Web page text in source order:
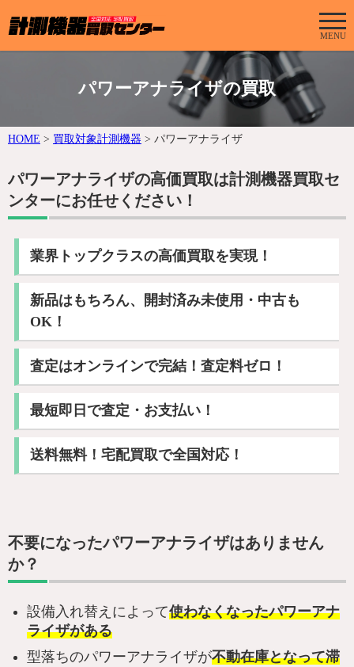
MENU
パワーアナライザの買取
HOME > 買取対象計測機器 > パワーアナライザ
パワーアナライザの高価買取は計測機器買取セ
ンターにお任せください！
業界トップクラスの高価買取を実現！
新品はもちろん、開封済み未使用・中古も
OK！
査定はオンラインで完結！査定料ゼロ！
最短即日で査定・お支払い！
送料無料！宅配買取で全国対応！
不要になったパワーアナライザはありません
か？
設備入れ替えによって使わなくなったパワーアナ
ライザがある
型落ちのパワーアナライザが不動在庫となって滞